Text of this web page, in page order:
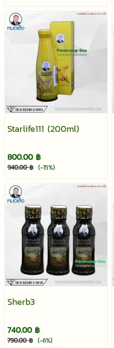
Starlife111 (200ml)
800.00 ฿
940.00 ฿ (-15%)
Sherb3
740.00 ฿
790.00 ฿ (-6%)